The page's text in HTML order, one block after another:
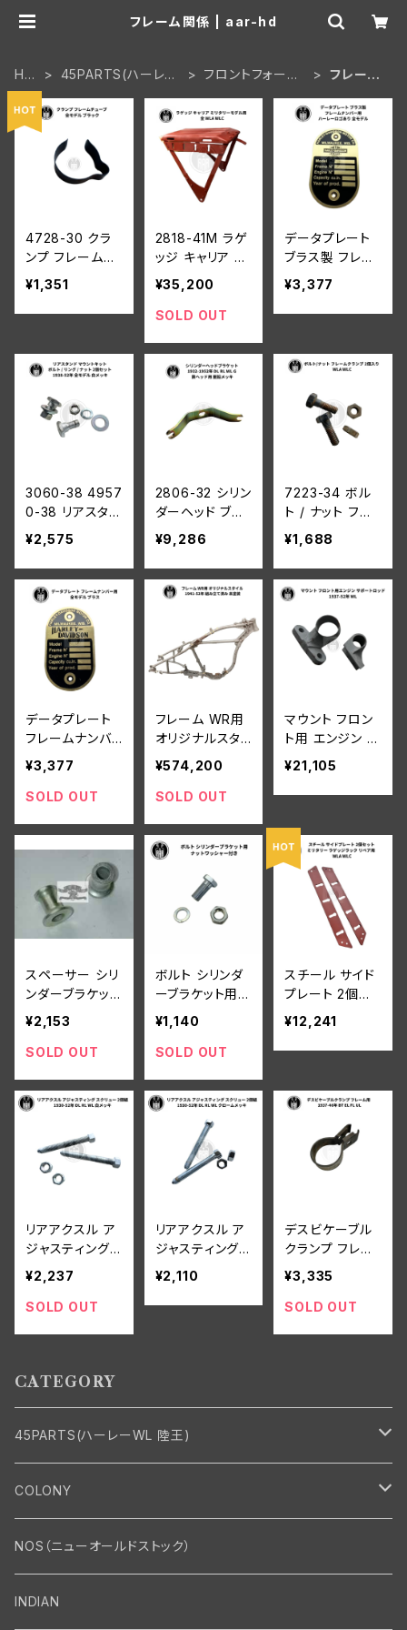
フレーム関係 | aar-hd
HO
ME
45PARTS(ハーレー
フロントフォーク・
フレーム
4728-30 クラ
ンプ フレームチ
ューブ ハーレー
ダビッドソン 全
モデル ブラック
¥1,351
2818-41M ラゲ
ッジ キャリア ミ
リタリーモデル
用 ハーレーダビ
ッドソン 全 WLA
¥35,200
SOLD OUT
データプレート
ブラス製 フレー
ムナンバー用 ハ
ーレーロゴあり
ハーレーダビッ
¥3,377
3060-38 4957
0-38 リアスタン
ド マウントキット
ボルト / リング /
ナット 2個セット
ハーレーダビッ
ドソン 1938-52
年 全モデル 白
メッキ
¥2,575
2806-32 シリン
ダーヘッド ブラ
ケット 鉄ヘッド
用 ハーレーダビ
ッドソン 1932-1
952年 DL RL
¥9,286
7223-34 ボル
ト / ナット フレ
ームクランプ 2
個入り ハーレー
ダビッドソン WL
A WLC
¥1,688
データプレート
フレームナンバ
ー ハーレーダビ
ッドソン 全モデ
ル ブラス
¥3,377
SOLD OUT
フレーム WR用
オリジナルスタ
イル 1941-52年
未塗装
¥574,200
SOLD OUT
マウント フロン
ト用 エンジン サ
ポートロッド ハ
ーレーダビッドソ
ン 1937-52年
¥21,105
スペーサー シリ
ンダーブラケット
2個組 白メッキ
¥2,153
SOLD OUT
ボルト シリンダ
ーブラケット用
ナットワッシャー
付き
¥1,140
SOLD OUT
スチール サイド
プレート 2個セ
ット ミリタリー
ラゲッジラック
リペア用 ハーレ
WLA WLC
¥12,241
リアアクスル ア
ジャスティングス
クリュー ナット
付 2個組 白メッ
キ
¥2,237
SOLD OUT
リアアクスル ア
ジャスティング
スクリュー ナッ
ト付 2個組 ハー
レーダビッドソン
¥2,110
デスビケーブル
クランプ フレー
ム用 1個 ハーレ
ーダビッドソン 1
937-46年 BT
¥3,335
SOLD OUT
CATEGORY
45PARTS(ハーレーWL 陸王)
エンジン
エンジン・シリンダーヘッド
バルブ・タペット関係
マフラー・インテーク・キャブレター
マフラー関係
エレクトリカル
COLONY
Bolt・Nut
Nut
Front End・Rear End
NOS（ニューオールドストック）
INDIAN